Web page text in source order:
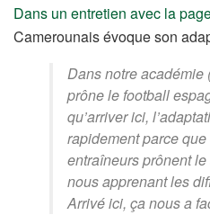
Dans un entretien avec la
Camerounais évoque son
Dans notre académie
prône le football
qu’arriver ici,
rapidement parce
entraîneurs prônent
nous apprenant les
Arrivé ici, ça nous a